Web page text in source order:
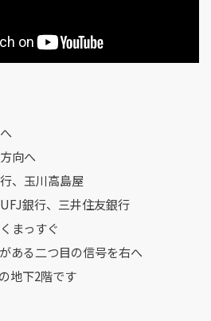
向へ
、玉川高島屋
銀行、三井住友銀行
まっすぐ
ある二つ目の信号を右へ
地下2階です